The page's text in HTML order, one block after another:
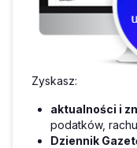
Zyskasz:
aktualności i
podatków,
Dziennik